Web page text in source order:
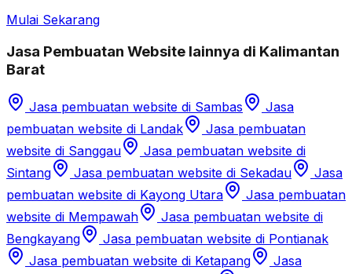
Mulai Sekarang
Jasa Pembuatan Website lainnya di Kalimantan
Barat
Jasa pembuatan website di Sambas
Jasa
pembuatan website di Landak
Jasa pembuatan
website di Sanggau
Jasa pembuatan website di
Sintang
Jasa pembuatan website di Sekadau
Jasa
pembuatan website di Kayong Utara
Jasa pembuatan
website di Mempawah
Jasa pembuatan website di
Bengkayang
Jasa pembuatan website di Pontianak
Jasa pembuatan website di Ketapang
Jasa